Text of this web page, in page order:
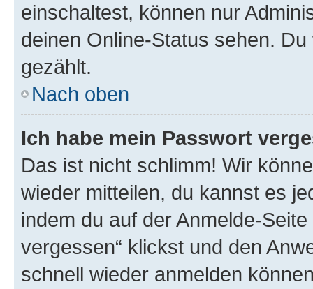
einschaltest, können nur
deinen Online-Status sehen.
gezählt.
Nach oben
Ich habe mein Passwort
Das ist nicht schlimm! Wir
wieder mitteilen, du kannst es
indem du auf der Anmelde-
vergessen“ klickst und den
schnell wieder anmelden